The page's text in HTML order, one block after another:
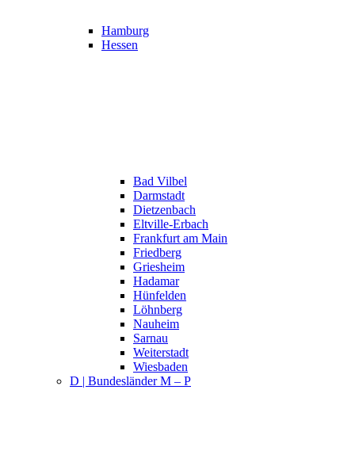
Hamburg
Hessen
Bad Vilbel
Darmstadt
Dietzenbach
Eltville-Erbach
Frankfurt am Main
Friedberg
Griesheim
Hadamar
Hünfelden
Löhnberg
Nauheim
Sarnau
Weiterstadt
Wiesbaden
D | Bundesländer M – P